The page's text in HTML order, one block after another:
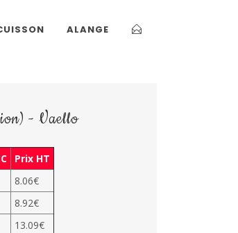
ALANGE
- Vaello
Prix HT
8.06€
8.92€
13.09€